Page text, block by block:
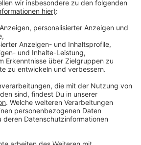
im Unterricht
müssen Lehrkräfte
rassistischen, extremistischen
Äußerungen deutlich
Sprecher. Eine
sei deshalb für alle Fächer
aber für Politik,
und Geschichte.